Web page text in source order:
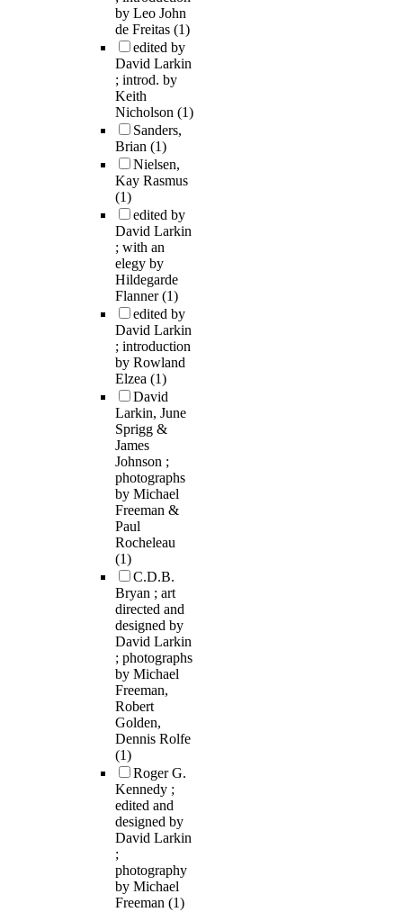
by Leo John
de Freitas (1)
edited by
David Larkin
; introd. by
Keith
Nicholson (1)
Sanders,
Brian (1)
Nielsen,
Kay Rasmus
(1)
edited by
David Larkin
; with an
elegy by
Hildegarde
Flanner(1)
edited by
David Larkin
; introduction
by Rowland
Elzea (1)
David
Larkin, June
Sprigg &
James
Johnson ;
photographs
by Michael
Freeman &
Paul
Rocheleau
(1)
C.D.B.
Bryan ; art
directed and
designed by
David Larkin
; photographs
by Michael
Freeman,
Robert
Golden,
Dennis Rolfe
(1)
Roger G.
Kennedy ;
edited and
designed by
David Larkin
;
photography
by Michael
Freeman (1)